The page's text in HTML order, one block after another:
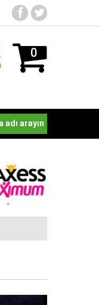
0
ürün
adı arayın